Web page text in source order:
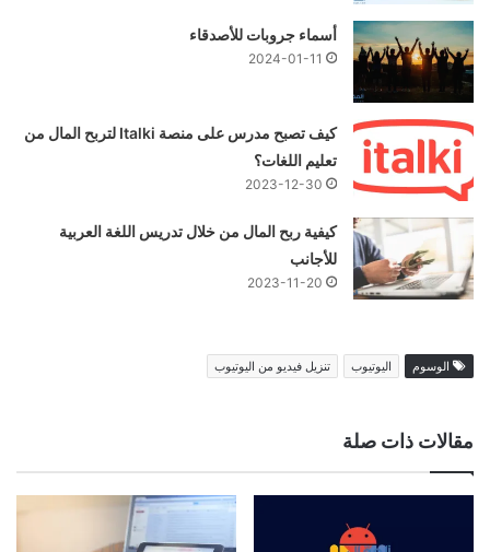
أسماء جروبات للأصدقاء
2024-01-11
كيف تصبح مدرس على منصة Italki لتربح المال من
تعليم اللغات؟
2023-12-30
كيفية ربح المال من خلال تدريس اللغة العربية
للأجانب
2023-11-20
الوسوم اليوتيوب تنزيل فيديو من اليوتيوب
مقالات ذات صلة